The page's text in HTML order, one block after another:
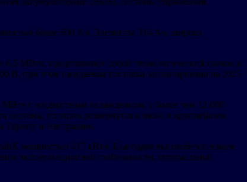
более 600 Ач. Элементы 314 Ач, широко
МВтч, представляют собой технологический скачок в
В, при этом ожидаемая поставка запланирована на 2025
с жидкостным охлаждением, с более чем 12 000
система, успешно развернутая в июне в крупнейшем
Европу и Австралию.
мощностью 417 кВтч. Благодаря высокобезопасным
эксплуатационной стабильности, оптимальной